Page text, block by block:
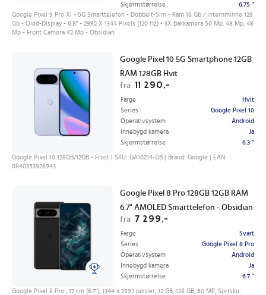
Skjermstørrelse
6.75 "
Google Pixel 9 Pro Xl - 5G Smarttelefon - Dobbelt-Sim - Ram 16 Gb / Internminne 128
Gb - Oled-Display - 6.8" - 2992 X 1344 Pixels (120 Hz) - 3X Bakkamera 50 Mp, 48 Mp, 48
Mp - Front Camera 42 Mp - Obsidian
Google Pixel 10 5G Smartphone 12GB
RAM 128GB Hvit
fra 11 290,-
Farge
Hvit
Series
Google Pixel 10
Operativsystem
Android
Innebygd kamera
Ja
Skjermstørrelse
6.3 "
Google Pixel 10 128GB/12GB - Frost | SKU: GA10214-GB | Brand: Google | EAN:
0840353926943
Google Pixel 8 Pro 128GB 12GB RAM
6.7" AMOLED Smarttelefon - Obsidian
fra 7 299,-
Farge
Svart
Series
Google Pixel 8 Pro
Operativsystem
Android
Innebygd kamera
Ja
Skjermstørrelse
6.7 "
Google Pixel 8 Pro , 17 cm (6.7"), 1344 x 2992 piksler, 12 GB, 128 GB, 50 MP, Sortsku: